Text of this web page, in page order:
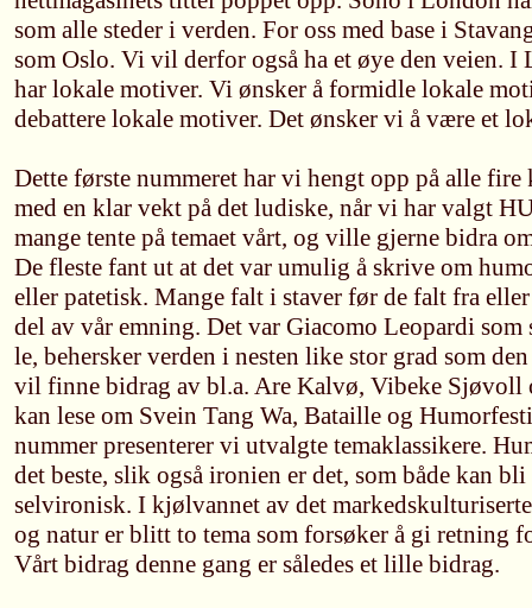
som alle steder i verden. For oss med base i
som Oslo. Vi vil derfor også ha et øye den veien.
har lokale motiver. Vi ønsker å formidle lokale
debattere lokale motiver. Det ønsker vi å være et
Dette første nummeret har vi hengt opp på alle fire
med en klar vekt på det ludiske, når vi har valgt
mange tente på temaet vårt, og ville gjerne bidra
De fleste fant ut at det var umulig å skrive om
eller patetisk. Mange falt i staver før de falt fra
del av vår emning. Det var Giacomo Leopardi som
le, behersker verden i nesten like stor grad som
vil finne bidrag av bl.a. Are Kalvø, Vibeke Sjøvoll
kan lese om Svein Tang Wa, Bataille og
nummer presenterer vi utvalgte temaklassikere.
det beste, slik også ironien er det, som både kan
selvironisk. I kjølvannet av det
og natur er blitt to tema som forsøker å gi retning
Vårt bidrag denne gang er således et lille bidrag.